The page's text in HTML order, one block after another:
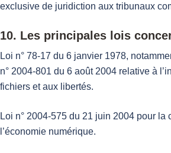
exclusive de juridiction aux tribunaux
10. Les principales lois
Loi n° 78-17 du 6 janvier 1978,
n° 2004-801 du 6 août 2004 relative à
fichiers et aux libertés.
Loi n° 2004-575 du 21 juin 2004 pour la
l’économie numérique.